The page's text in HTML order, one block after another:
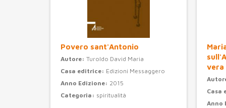
Povero sant'Antonio
Autore: Turoldo David Maria
Casa editrice: Edizioni Messaggero
Anno Edizione: 2015
Categoria: spiritualità
vera
Casa
Anno